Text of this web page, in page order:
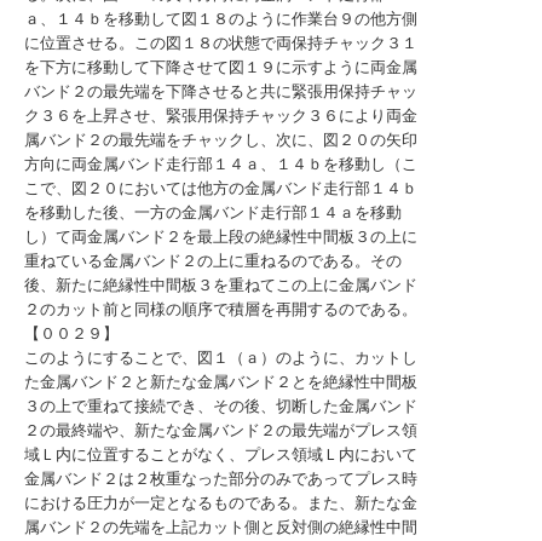
ａ、１４ｂを移動して図１８のように作業台９の他方側
に位置させる。この図１８の状態で両保持チャック３１
を下方に移動して下降させて図１９に示すように両金属
バンド２の最先端を下降させると共に緊張用保持チャッ
ク３６を上昇させ、緊張用保持チャック３６により両金
属バンド２の最先端をチャックし、次に、図２０の矢印
方向に両金属バンド走行部１４ａ、１４ｂを移動し（こ
こで、図２０においては他方の金属バンド走行部１４ｂ
を移動した後、一方の金属バンド走行部１４ａを移動
し）て両金属バンド２を最上段の絶縁性中間板３の上に
重ねている金属バンド２の上に重ねるのである。その
後、新たに絶縁性中間板３を重ねてこの上に金属バンド
２のカット前と同様の順序で積層を再開するのである。
【００２９】
このようにすることで、図１（ａ）のように、カットし
た金属バンド２と新たな金属バンド２とを絶縁性中間板
３の上で重ねて接続でき、その後、切断した金属バンド
２の最終端や、新たな金属バンド２の最先端がプレス領
域Ｌ内に位置することがなく、プレス領域Ｌ内において
金属バンド２は２枚重なった部分のみであってプレス時
における圧力が一定となるものである。また、新たな金
属バンド２の先端を上記カット側と反対側の絶縁性中間